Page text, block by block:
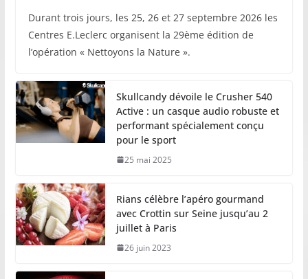
Durant trois jours, les 25, 26 et 27 septembre 2026 les
Centres E.Leclerc organisent la 29ème édition de
l’opération « Nettoyons la Nature ».
Skullcandy dévoile le Crusher 540
Active : un casque audio robuste et
performant spécialement conçu
pour le sport
25 mai 2025
Rians célèbre l’apéro gourmand
avec Crottin sur Seine jusqu’au 2
juillet à Paris
26 juin 2023